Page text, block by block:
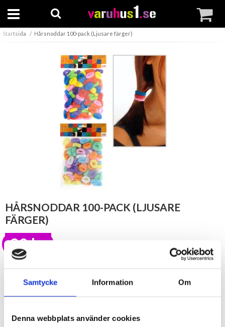
Samtycke Information Om
Denna webbplats använder cookies
Startsida Hårsnoddar 100-pack (Ljusare färger)
HÅRSNODDAR 100-PACK (LJUSARE
FÄRGER)
20 kr
Preliminärt åter i lager: Okänt